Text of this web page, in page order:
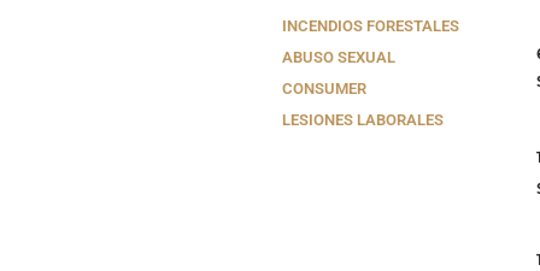
INCENDIOS FORESTALES
ABUSO SEXUAL
CONSUMER
LESIONES LABORALES